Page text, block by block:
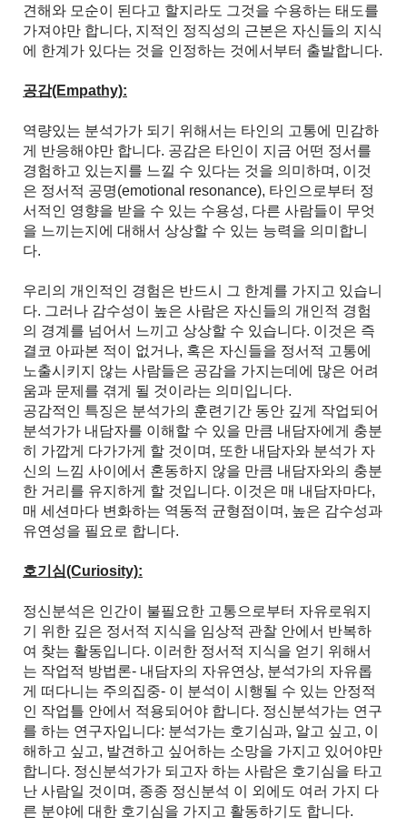
견해와 모순이 된다고 할지라도 그것을 수용하는 태도를
가져야만 합니다, 지적인 정직성의 근본은 자신들의 지식
에 한계가 있다는 것을 인정하는 것에서부터 출발합니다.
공감(Empathy):
역량있는 분석가가 되기 위해서는 타인의 고통에 민감하
게 반응해야만 합니다. 공감은 타인이 지금 어떤 정서를
경험하고 있는지를 느낄 수 있다는 것을 의미하며, 이것
은 정서적 공명(emotional resonance), 타인으로부터 정
서적인 영향을 받을 수 있는 수용성, 다른 사람들이 무엇
을 느끼는지에 대해서 상상할 수 있는 능력을 의미합니
다.
우리의 개인적인 경험은 반드시 그 한계를 가지고 있습니
다. 그러나 감수성이 높은 사람은 자신들의 개인적 경험
의 경계를 넘어서 느끼고 상상할 수 있습니다. 이것은 즉
결코 아파본 적이 없거나, 혹은 자신들을 정서적 고통에
노출시키지 않는 사람들은 공감을 가지는데에 많은 어려
움과 문제를 겪게 될 것이라는 의미입니다.
공감적인 특징은 분석가의 훈련기간 동안 깊게 작업되어
분석가가 내담자를 이해할 수 있을 만큼 내담자에게 충분
히 가깝게 다가가게 할 것이며, 또한 내담자와 분석가 자
신의 느낌 사이에서 혼동하지 않을 만큼 내담자와의 충분
한 거리를 유지하게 할 것입니다. 이것은 매 내담자마다,
매 세션마다 변화하는 역동적 균형점이며, 높은 감수성과
유연성을 필요로 합니다.
호기심(Curiosity):
정신분석은 인간이 불필요한 고통으로부터 자유로워지
기 위한 깊은 정서적 지식을 임상적 관찰 안에서 반복하
여 찾는 활동입니다. 이러한 정서적 지식을 얻기 위해서
는 작업적 방법론- 내담자의 자유연상, 분석가의 자유롭
게 떠다니는 주의집중- 이 분석이 시행될 수 있는 안정적
인 작업틀 안에서 적용되어야 합니다. 정신분석가는 연구
를 하는 연구자입니다: 분석가는 호기심과, 알고 싶고, 이
해하고 싶고, 발견하고 싶어하는 소망을 가지고 있어야만
합니다. 정신분석가가 되고자 하는 사람은 호기심을 타고
난 사람일 것이며, 종종 정신분석 이 외에도 여러 가지 다
른 분야에 대한 호기심을 가지고 활동하기도 합니다.